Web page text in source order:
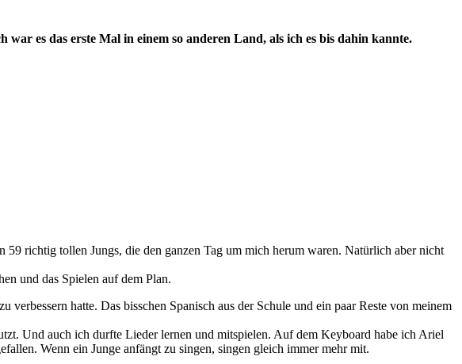
es das erste Mal in einem so anderen Land, als ich es bis dahin kannte.
richtig tollen Jungs, die den ganzen Tag um mich herum waren. Natürlich aber nicht
und das Spielen auf dem Plan.
hatte. Das bisschen Spanisch aus der Schule und ein paar Reste von meinem
Und auch ich durfte Lieder lernen und mitspielen. Auf dem Keyboard habe ich Ariel
Wenn ein Junge anfängt zu singen, singen gleich immer mehr mit.